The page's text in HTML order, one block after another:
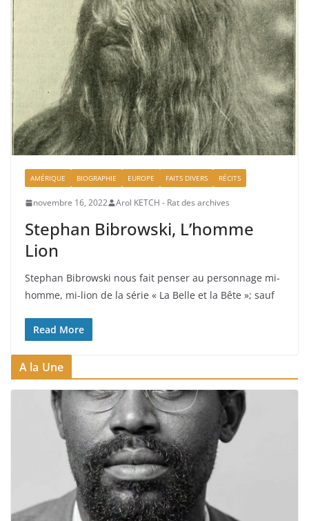
AMÉRIQUE BIOGRAPHIE EUROPE FAITS DIVERS RÉCITS
novembre 16, 2022 Arol KETCH - Rat des archives
Stephan Bibrowski, L’homme
Lion
Stephan Bibrowski nous fait penser au personnage mi-
homme, mi-lion de la série « La Belle et la Bête »; sauf
Read More
A la Une